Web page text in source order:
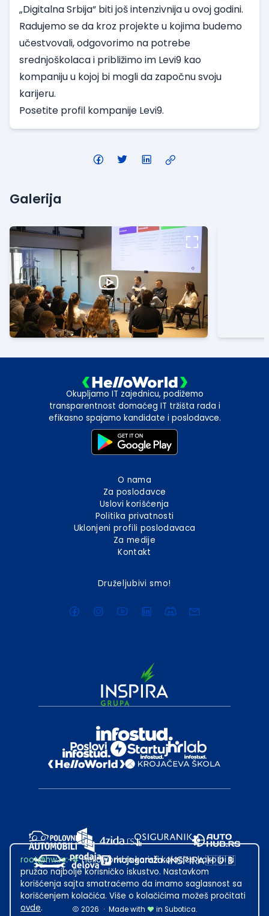
„Digitalna Srbija“ biti još intenzivnija u ovoj godini.
Radujemo se da kroz projekte u kojima budemo
učestvovali, odgovorimo na potrebe
srednjoškolaca i približimo im Levi9 kao
kompaniju u kojoj bi mogli da započnu svoju
karijeru.
Posetite profil kompanije Levi9.
Galerija
Okupljamo IT zajednicu, podižemo
transparentnost domaćeg IT tržišta rada i
efikasno spajamo kandidate i poslodavce.
O nama
Za poslodavce
Uslovi korišćenja
Politika privatnosti
Uklonjeni profili poslodavaca
Za medije
Kontakt
Druželjubivi smo!
2026 · Made with
in Subotica.
root@hw.rs:~#Helloworld.rs koristi kolačiće kako bi ti
pružao najbolje korisničko iskustvo. Nastavkom
korišćenja sajta smatraćemo da imamo saglasnost sa
korišćenjem kolačića. Više o kolačićima možeš pročitati
ovde.